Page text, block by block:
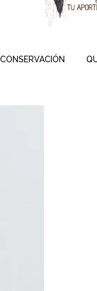
CONSERVACIÓN